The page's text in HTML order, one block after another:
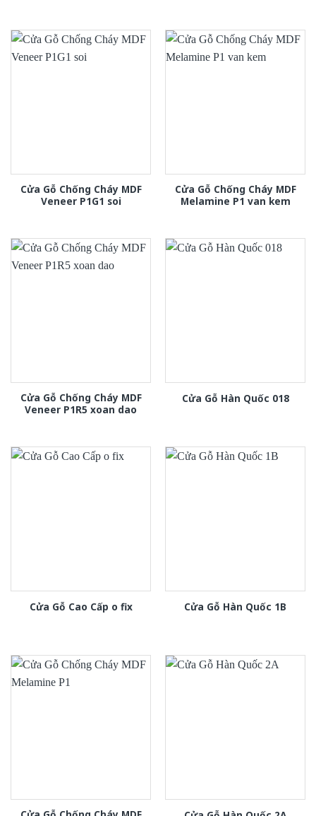
Cửa Gỗ Chống Cháy MDF
Veneer P1G1 soi
Cửa Gỗ Chống Cháy MDF
Melamine P1 van kem
Cửa Gỗ Chống Cháy MDF
Veneer P1R5 xoan dao
Cửa Gỗ Hàn Quốc 018
Cửa Gỗ Cao Cấp o fix Cửa Gỗ Hàn Quốc 1B